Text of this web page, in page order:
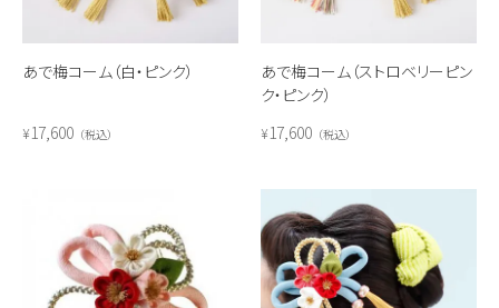
あで梅コーム（白・ピンク）
¥17,600 税込
あで梅コーム（ストロベリーピン
ク・ピンク）
¥17,600 税込